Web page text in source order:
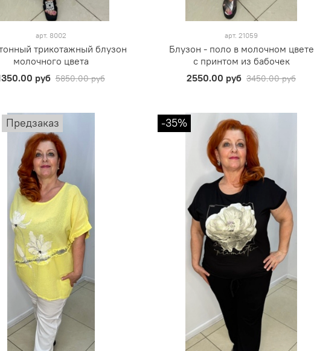
арт. 8002
трикотажный блузон
молочного цвета
руб 5850.00 руб
арт. 21059
Блузон - поло в молочном цвете
с принтом из бабочек
2550.00 руб 3450.00 руб
Предзаказ -35%